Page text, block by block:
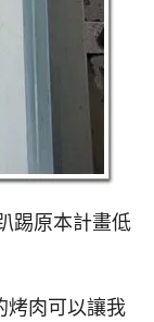
踢原本計畫低
烤肉可以讓我